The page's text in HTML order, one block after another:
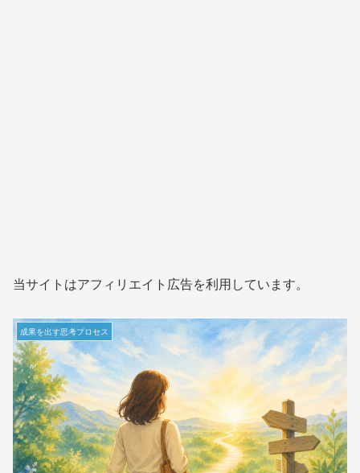
当サイトはアフィリエイト広告を利用しています。
成果を出す思考プロセス